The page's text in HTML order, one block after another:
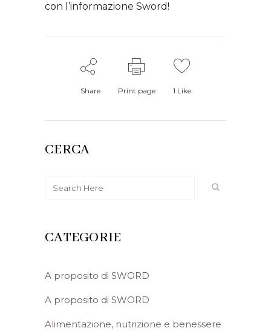
con l’informazione Sword!
Share Print page 1 Like
CERCA
CATEGORIE
A proposito di SWORD
A proposito di SWORD
Alimentazione, nutrizione e benessere